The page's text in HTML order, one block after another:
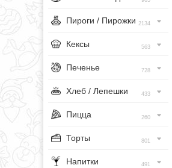
Пироги / Пирожки 2134
Кексы 563
Печенье 728
Хлеб / Лепешки 433
Пицца 260
Торты 801
Напитки 491